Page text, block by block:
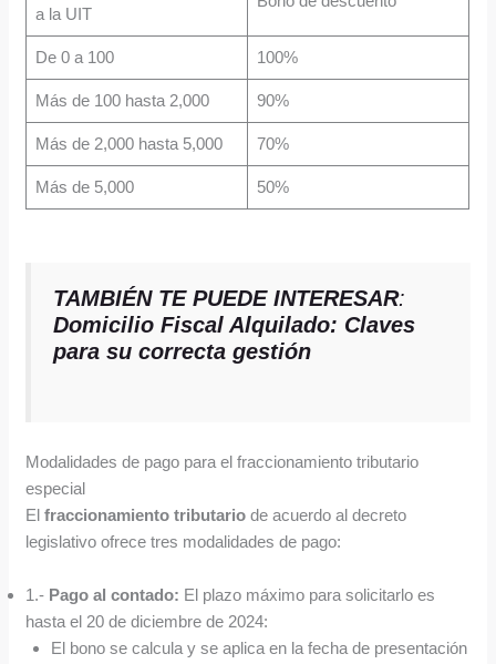
a la UIT
De 0 a 100 100%
Más de 100 hasta 2,000 90%
Más de 2,000 hasta 5,000 70%
Más de 5,000 50%
TAMBIÉN TE PUEDE INTERESAR:
Domicilio Fiscal Alquilado: Claves
para su correcta gestión
Modalidades de pago para el fraccionamiento tributario
especial
Elfraccionamiento tributario de acuerdo al decreto
legislativo ofrece tres modalidades de pago:
1.- Pago al contado: El plazo máximo para solicitarlo es
hasta el 20 de diciembre de 2024:
El bono se calcula y se aplica en la fecha de presentación